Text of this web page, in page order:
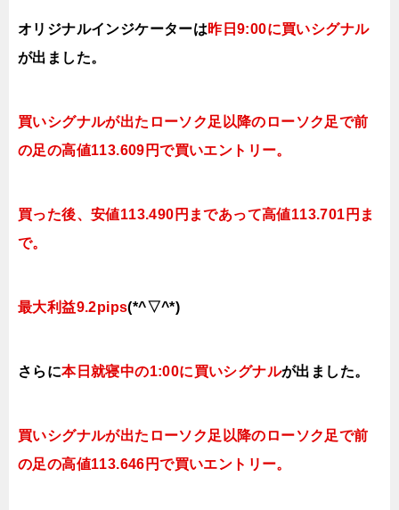
オリジナルインジケーターは昨日9:00に買いシグナル
が出ました。
買いシグナルが出たローソク足以降のローソク足で前
の足の高値113.609円で買いエントリー。
買った後、安値113.490円まであって高値113.701円ま
で。
最大利益9.2pips(*^▽^*)
さらに本日就寝中の1:00に買いシグナルが出ました。
買いシグナルが出たローソク足以降のローソク足で前
の足の高値113.646円で買いエントリー。